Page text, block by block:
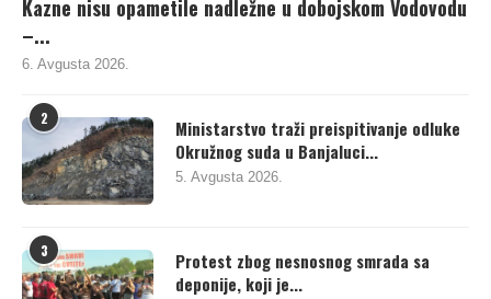
Kazne nisu opametile nadležne u dobojskom Vodovodu
–...
6. Avgusta 2026.
2
Ministarstvo traži preispitivanje odluke
Okružnog suda u Banjaluci...
5. Avgusta 2026.
3
Protest zbog nesnosnog smrada sa
deponije, koji je...